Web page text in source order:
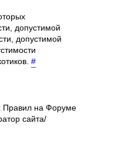
допустимой
допустимой
#
Правил на Форуме
сайта/